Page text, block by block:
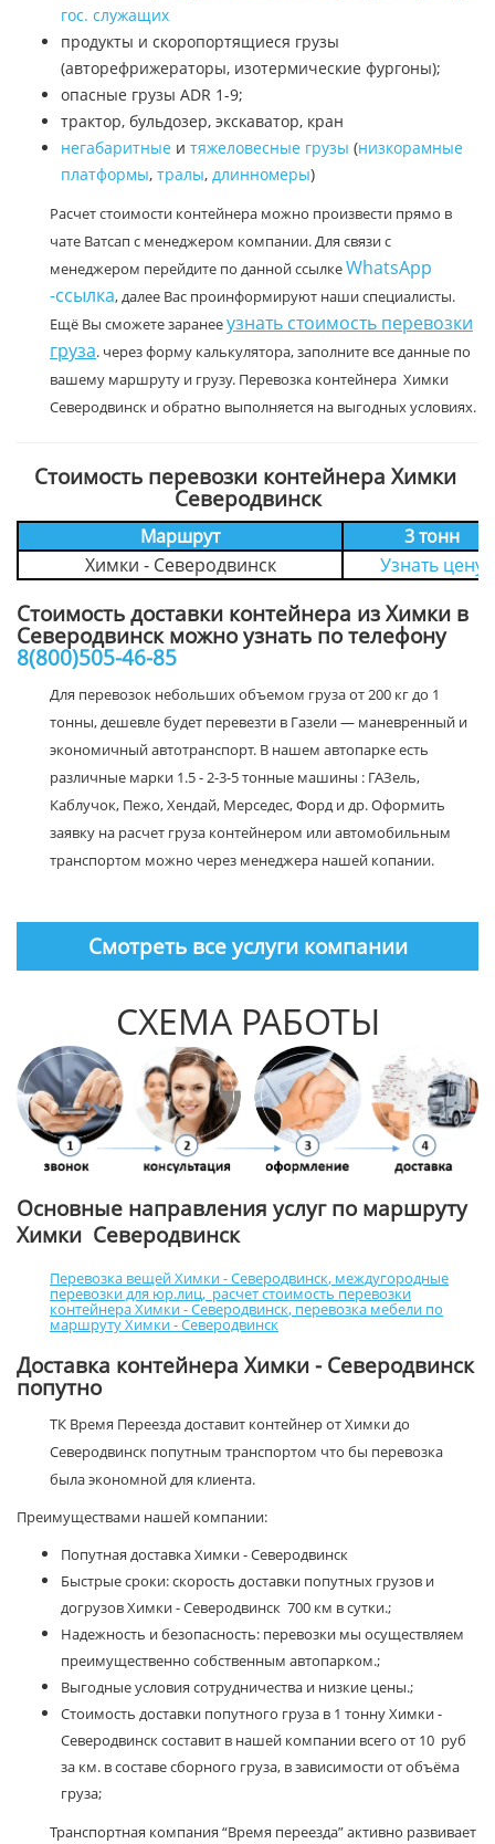
гос. служащих
продукты и скоропортящиеся грузы
(авторефрижераторы, изотермические фургоны);
опасные грузы ADR 1-9;
трактор, бульдозер, экскаватор, кран
негабаритные и тяжеловесные грузы (низкорамные
платформы, тралы, длинномеры)
Расчет стоимости контейнера можно произвести прямо в
чате Ватсап с менеджером компании. Для связи с
менеджером перейдите по данной ссылкеWhatsApp
-ссылка, далее Вас проинформируют наши специалисты.
Ещё Вы сможете заранееузнать стоимость перевозки
груза. через форму калькулятора, заполните все данные по
вашему маршруту и грузу. Перевозка контейнера Химки
Северодвинск и обратно выполняется на выгодных условиях.
Стоимость перевозки контейнера Химки
Северодвинск
Маршрут
3 тонн
Химки - Северодвинск
Узнать цену
Стоимость доставки контейнера из Химки в
Северодвинск можно узнать по телефону
8(800)505-46-85
Для перевозок небольших объемом груза от 200 кг до 1
тонны, дешевле будет перевезти в Газели — маневренный и
экономичный автотранспорт. В нашем автопарке есть
различные марки 1.5 - 2-3-5 тонные машины : ГАЗель,
Каблучок, Пежо, Хендай, Мерседес, Форд и др. Оформить
заявку на расчет груза контейнером или автомобильным
транспортом можно через менеджера нашей копании.
Смотреть все услуги компании
СХЕМА РАБОТЫ
Основные направления услуг по маршруту
Химки Северодвинск
Перевозка вещей Химки - Северодвинск, междугородные
перевозки для юр.лиц, расчет стоимость перевозки
контейнера Химки - Северодвинск, перевозка мебели по
маршруту Химки - Северодвинск
Доставка контейнера Химки - Северодвинск
попутно
ТК Время Переезда доставит контейнер от Химки до
Северодвинск попутным транспортом что бы перевозка
была экономной для клиента.
Преимуществами нашей компании:
Попутная доставка Химки - Северодвинск
Быстрые сроки: скорость доставки попутных грузов и
догрузов Химки - Северодвинск 700 км в сутки.;
Надежность и безопасность: перевозки мы осуществляем
преимущественно собственным автопарком.;
Выгодные условия сотрудничества и низкие цены.;
Стоимость доставки попутного груза в 1 тонну Химки -
Северодвинск составит в нашей компании всего от 10 руб
за км. в составе сборного груза, в зависимости от объёма
груза;
Транспортная компания “Время переезда” активно развивает